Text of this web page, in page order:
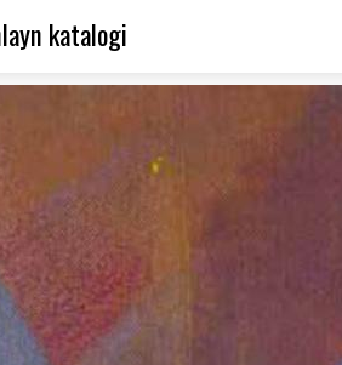
katalogi